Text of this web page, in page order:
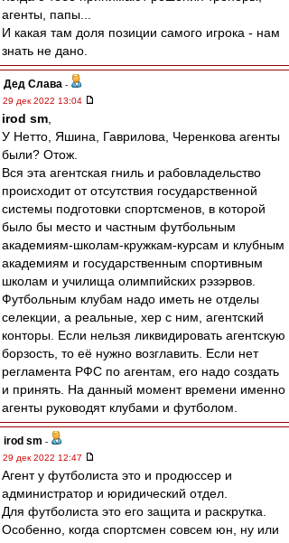
агенты, папы...
И какая там доля позиции самого игрока - нам
знать не дано.
Дед Слава -
29 дек 2022 13:04
irod sm
У Нетто, Яшина, Гаврилова, Черенкова агенты
были? Отож.
Вся эта агентская гниль и рабовладельство
происходит от отсутствия государственной
системы подготовки спортсменов, в которой
было бы место и частным футбольным
академиям-школам-кружкам-курсам и клубным
академиям и государственным спортивным
школам и училища олимпийских рэзэрвов.
Футбольным клубам надо иметь не отделы
селекции, а реальные, хер с ним, агентский
конторы. Если нельзя ликвидировать агентскую
борзость, то её нужно возглавить. Если нет
регламента РФС по агентам, его надо создать
и принять. На данный момент времени именно
агенты руководят клубами и футболом.
irod sm -
29 дек 2022 12:47
Агент у футболиста это и продюссер и
администратор и юридический отдел.
Для футболиста это его защита и раскрутка.
Особенно, когда спортсмен совсем юн, ну или